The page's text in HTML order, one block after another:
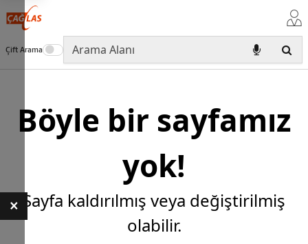
Çift Arama
Böyle bir sayfamız
yok!
Sayfa kaldırılmış veya değiştirilmiş
olabilir.
×